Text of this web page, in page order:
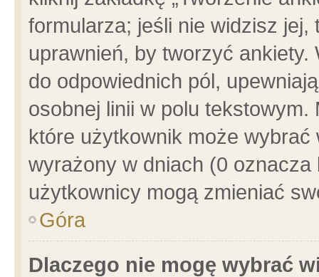
formularza; jeśli nie widzisz
uprawnień, by tworzyć ankiety.
do odpowiednich pól,
osobnej linii w polu
które użytkownik może
wyrażony w dniach (0
użytkownicy mogą zmieniać
Góra
Dlaczego nie mogę wybrać